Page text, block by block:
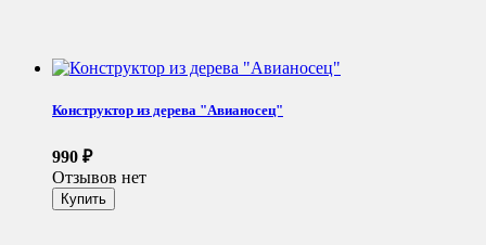
Конструктор из дерева "Авианосец"
990 ₽
Отзывов нет